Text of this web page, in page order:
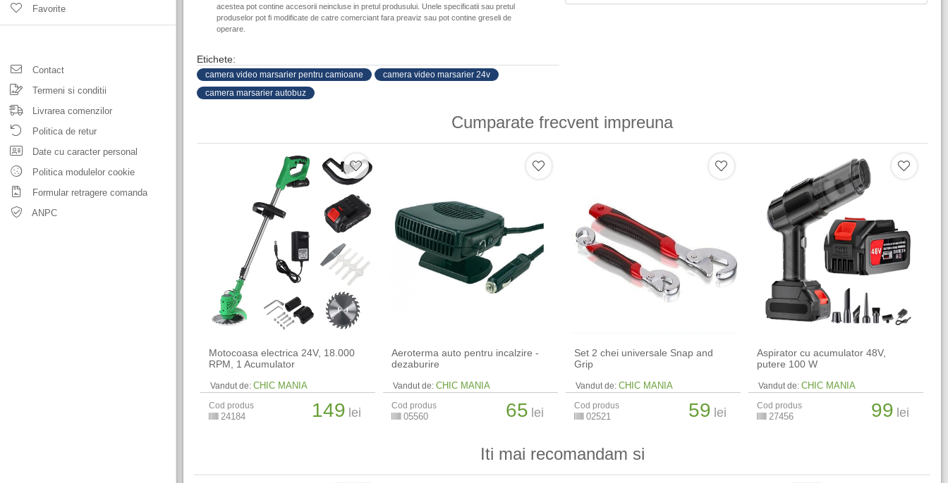
Favorite
Contact
Termeni si conditii
Livrarea comenzilor
Politica de retur
Date cu caracter personal
Politica modulelor cookie
Formular retragere comanda
ANPC
acestea pot contine accesorii neincluse in pretul produsului. Unele specificatii sau pretul
produselor pot fi modificate de catre comerciant fara preaviz sau pot contine greseli de
operare.
Etichete:
camera video marsarier pentru camioane
camera video marsarier 24v
camera marsarier autobuz
Cumparate frecvent impreuna
Motocoasa electrica 24V, 18.000
RPM, 1 Acumulator
Vandut de: CHIC MANIA
Cod produs
24184 149 lei
Aeroterma auto pentru incalzire -
dezaburire
Vandut de: CHIC MANIA
Cod produs
05560 65 lei
Set 2 chei universale Snap and
Grip
Vandut de: CHIC MANIA
Cod produs
02521 59 lei
Aspirator cu acumulator 48V,
putere 100 W
Vandut de: CHIC MANIA
Cod produs
27456 99 lei
Iti mai recomandam si